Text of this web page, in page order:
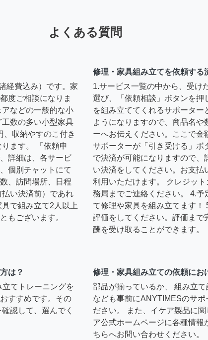
よくある質問
経費込み）です。家
度ご相談になりま
などの一般的な小
数の多い小型家具
収納やすのこ付き
ます。 「依頼申
詳細は、各サービ
個別チャットにて
、訪問場所、日程
い決済前）であれ
で組み立て2人以上
もございます。
修理・家具組み立てを依頼する
1.サービス一覧の中から、受け
選び、「依頼相談」ボタンを押
を組み立ててくれるサポーター
ようになりますので、商品名や
ーへお伝えください。ここで金
サポーターが「引き受ける」ボ
で決済が可能になりますので、
い決済をしてください。お支
利用いただけます。 クレジッ
務局までご連絡ください。 4.予
て修理や家具を組み立てます！
評価をしてください。評価まで
酬を受け取ることができます。
は？
てトレーニングを
すすめです。その
認して、選んでく
修理・家具組み立ての依頼にお
部品が揃っているか、 組み立
なども事前にANYTIMESのサポ
ださい。 また、イケア製品に
ア公式ホームページに各種情報
ちらへお問い合わせください。